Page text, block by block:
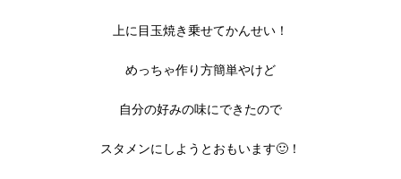
上に目玉焼き乗せてかんせい！
めっちゃ作り方簡単やけど
自分の好みの味にできたので
スタメンにしようとおもいます🙂！